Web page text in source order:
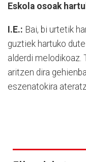
Eskola osoak
I.E.: Bai, bi urtetik
guztiek hartuko
alderdi melodikoaz.
aritzen dira
eszenatokira